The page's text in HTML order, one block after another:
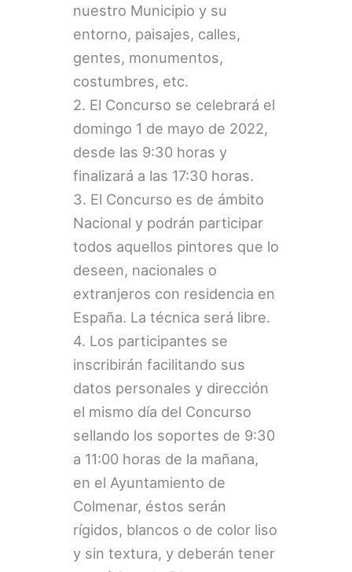
nuestro Municipio y su
entorno, paisajes, calles,
gentes, monumentos,
costumbres, etc.
2. El Concurso se celebrará el
domingo 1 de mayo de 2022,
desde las 9:30 horas y
finalizará a las 17:30 horas.
3. El Concurso es de ámbito
Nacional y podrán participar
todos aquellos pintores que lo
deseen, nacionales o
extranjeros con residencia en
España. La técnica será libre.
4. Los participantes se
inscribirán facilitando sus
datos personales y dirección
el mismo día del Concurso
sellando los soportes de 9:30
a 11:00 horas de la mañana,
en el Ayuntamiento de
Colmenar, éstos serán
rígidos, blancos o de color liso
y sin textura, y deberán tener